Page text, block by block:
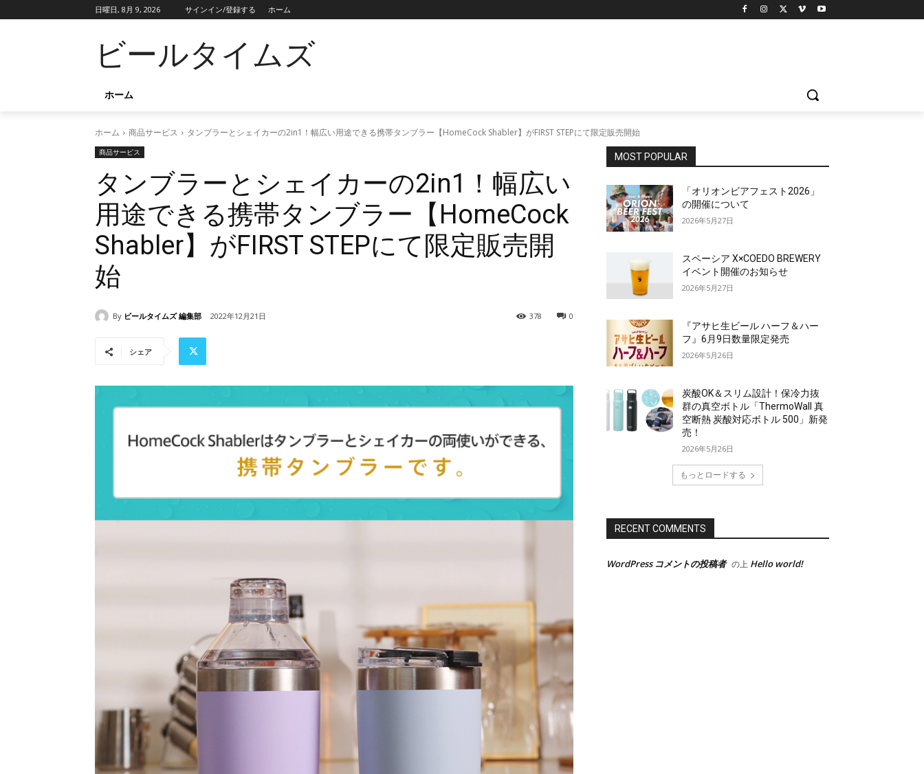
日曜日, 8月 9, 2026 サインイン/登録する ホーム
ビールタイムズ
ホーム
ホーム 商品サービス タンブラーとシェイカーの2in1！幅広い用途できる携帯タンブラー【HomeCock Shabler】がFIRST STEPにて限定販売開始
商品サービス
タンブラーとシェイカーの2in1！幅広い
用途できる携帯タンブラー【HomeCock
Shabler】がFIRST STEPにて限定販売開
始
By ビールタイムズ 編集部 2022年12月21日 0
378
シェア
MOST POPULAR
「オリオンビアフェスト2026」
の開催について
2026年5月27日
スペーシア X×COEDO BREWERY
イベント開催のお知らせ
2026年5月27日
『アサヒ生ビール ハーフ＆ハー
フ』6月9日数量限定発売
2026年5月26日
炭酸OK＆スリム設計！保冷力抜
群の真空ボトル「ThermoWall 真
空断熱 炭酸対応ボトル 500」新発
売！
2026年5月26日
もっとロードする
RECENT COMMENTS
WordPress コメントの投稿者 の上 Hello world!